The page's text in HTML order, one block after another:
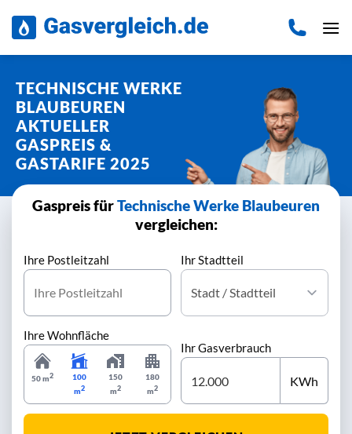
Inhalt
TECHNISCHE WERKE
BLAUBEUREN
AKTUELLER
GASPREIS &
GASTARIFE 2025
Gaspreis fürTechnische Werke Blaubeuren
vergleichen:
Ihre Postleitzahl Ihr Stadtteil
Ihre Wohnfläche
50 m2
100
m2
150
m2
180
m2
Ihr Gasverbrauch
KWh